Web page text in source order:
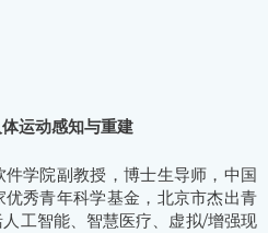
运动感知与重建
件学院副教授，博士生导师，中国
秀青年科学基金，北京市杰出青
工智能、智慧医疗、虚拟/增强现